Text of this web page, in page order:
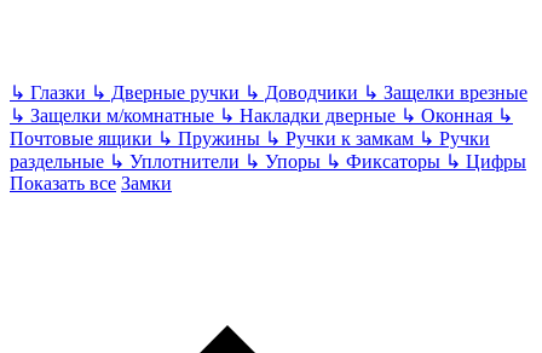
↳ Глазки ↳ Дверные ручки ↳ Доводчики ↳ Защелки врезные
↳ Защелки м/комнатные ↳ Накладки дверные ↳ Оконная ↳
Почтовые ящики ↳ Пружины ↳ Ручки к замкам ↳ Ручки
раздельные ↳ Уплотнители ↳ Упоры ↳ Фиксаторы ↳ Цифры
Показать все Замки